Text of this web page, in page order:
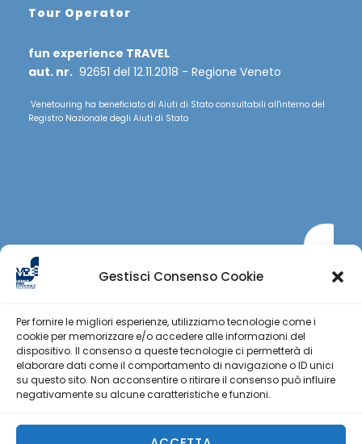
Gestisci Consenso Cookie
Per fornire le migliori esperienze, utilizziamo tecnologie come i
cookie per memorizzare e/o accedere alle informazioni del
dispositivo. Il consenso a queste tecnologie ci permetterà di
elaborare dati come il comportamento di navigazione o ID unici
su questo sito. Non acconsentire o ritirare il consenso può influire
negativamente su alcune caratteristiche e funzioni.
Tour Operator
fun experience TRAVEL
aut. nr. 92651 del 12.11.2018 - Regione Veneto
Venetouring ha beneficiato di Aiuti di Stato consultabili all'interno del
Registro Nazionale degli Aiuti di Stato
conditions